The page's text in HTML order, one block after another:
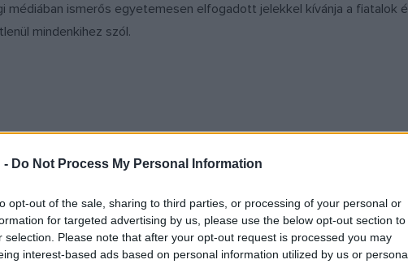
- Do Not Process My Personal Information
opt-out of the sale, sharing to third parties, or processing of your personal or
for targeted advertising by us, please use the below opt-out section to
selection. Please note that after your opt-out request is processed you may
interest-based ads based on personal information utilized by us or
médiában ismerős egyetemesen elfogadott jelekkel kívánja a fiatalok
mindenkihez szól.
átívelő, ezért mindenkor időszerű. A Pannon
fakadó új megközelítések lendületével állítja színpadra ? és